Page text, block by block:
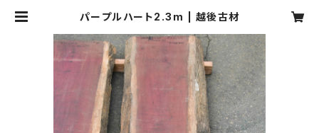
パープルハート2.3m | 越後古材